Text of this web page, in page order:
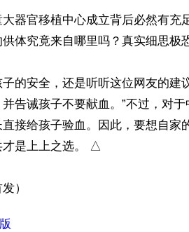
大器官移植中心成立背后必然有
体究竟来自哪里吗？真实细思极
的安全，还是听听这位网友的建
告诫孩子不要献血。”不过，对
接给孩子验血。因此，要想自家
才是上上之选。 △
）